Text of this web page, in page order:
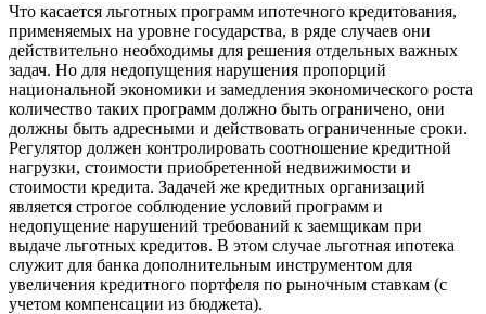
Что касается льготных программ ипотечного кредитования,
применяемых на уровне государства, в ряде случаев они
действительно необходимы для решения отдельных важных
задач. Но для недопущения нарушения пропорций
национальной экономики и замедления экономического роста
количество таких программ должно быть ограничено, они
должны быть адресными и действовать ограниченные сроки.
Регулятор должен контролировать соотношение кредитной
нагрузки, стоимости приобретенной недвижимости и
стоимости кредита. Задачей же кредитных организаций
является строгое соблюдение условий программ и
недопущение нарушений требований к заемщикам при
выдаче льготных кредитов. В этом случае льготная ипотека
служит для банка дополнительным инструментом для
увеличения кредитного портфеля по рыночным ставкам (с
учетом компенсации из бюджета).